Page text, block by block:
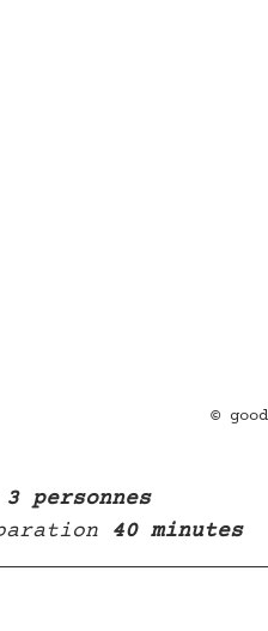
©
personnes
40 minutes